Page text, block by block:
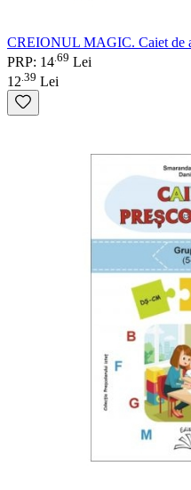
CREIONUL MAGIC. Caiet de
PRP: 14 69 Lei
12 39 Lei